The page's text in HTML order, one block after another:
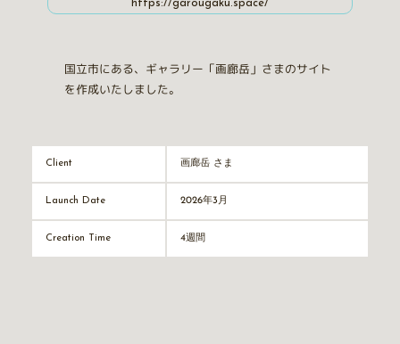
https://garougaku.space/
国立市にある、ギャラリー「画廊岳」さまのサイト
を作成いたしました。
Client 画廊岳 さま
Launch Date 2026年3月
Creation Time 4週間